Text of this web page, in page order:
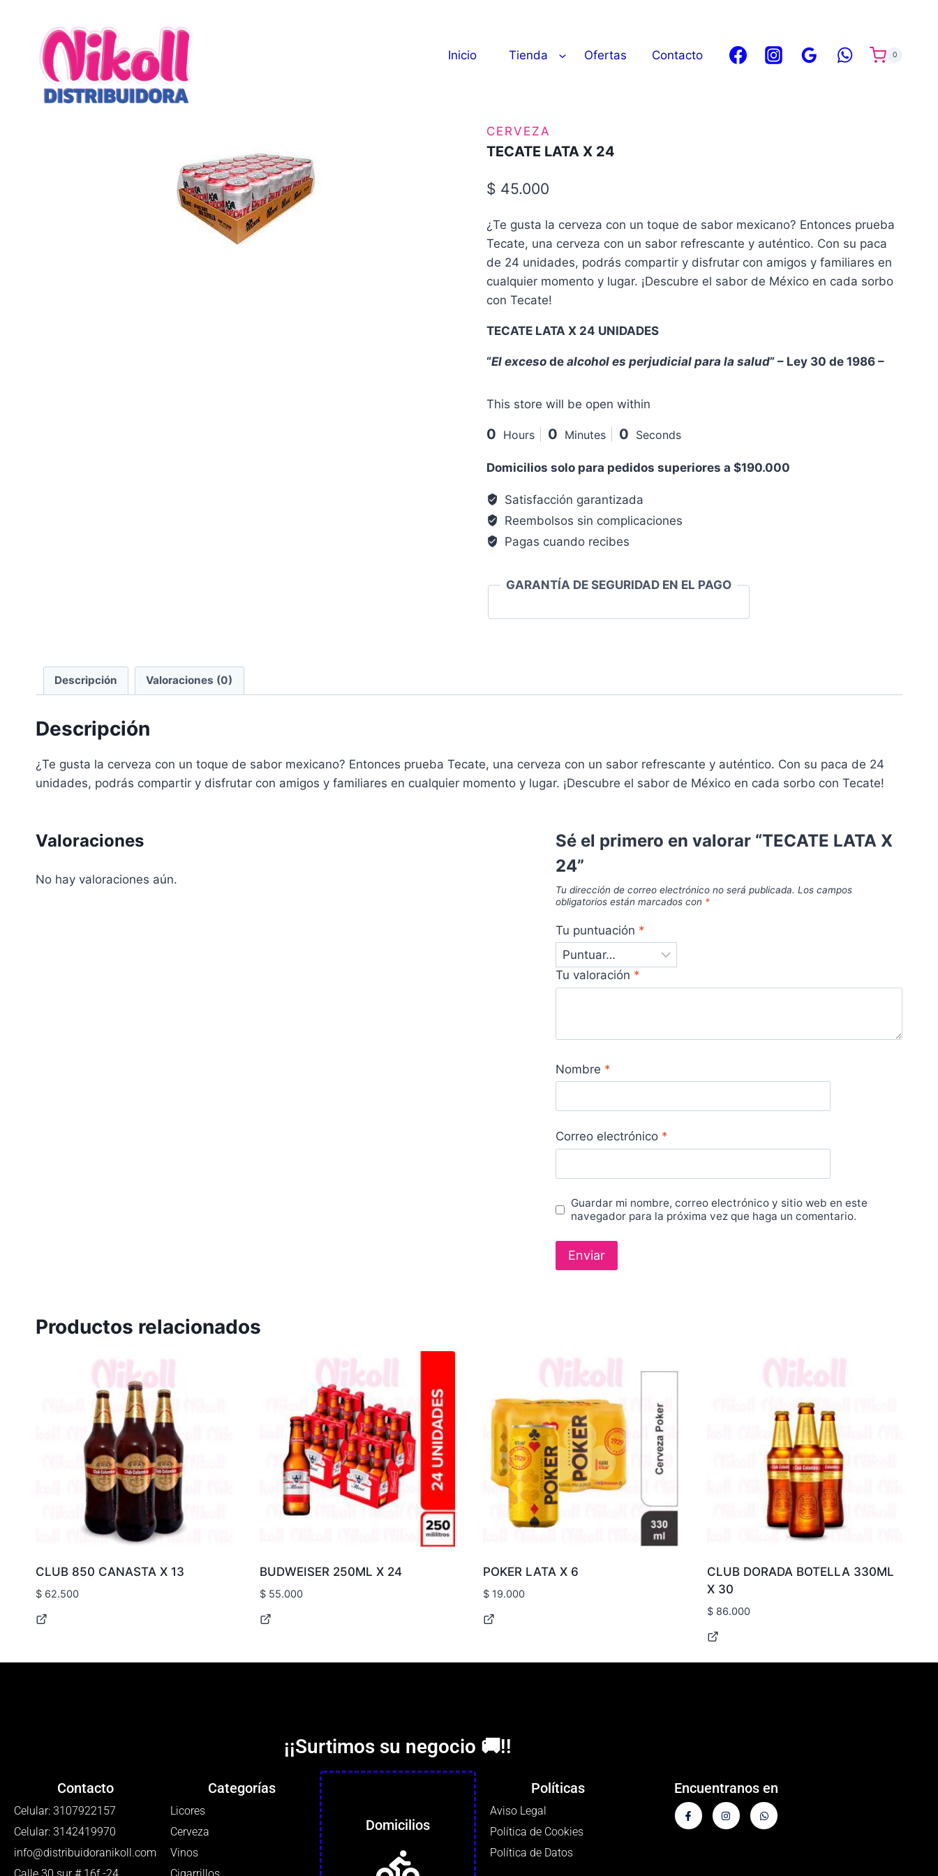
Inicio Tienda Ofertas Contacto 0
CERVEZA
TECATE LATA X 24
$ 45.000
¿Te gusta la cerveza con un toque de sabor mexicano? Entonces prueba
Tecate, una cerveza con un sabor refrescante y auténtico. Con su paca
de 24 unidades, podrás compartir y disfrutar con amigos y familiares en
cualquier momento y lugar. ¡Descubre el sabor de México en cada sorbo
con Tecate!
TECATE LATA X 24 UNIDADES
“El excesode alcohol es perjudicial para la salud” – Ley 30 de 1986 –
This store will be open within
0 Hours 0 Minutes 0 Seconds
Domicilios solo para pedidos superiores a $190.000
Satisfacción garantizada
Reembolsos sin complicaciones
Pagas cuando recibes
GARANTÍA DE SEGURIDAD EN EL PAGO
Descripción Valoraciones (0)
Descripción
¿Te gusta la cerveza con un toque de sabor mexicano? Entonces prueba Tecate, una cerveza con un sabor refrescante y auténtico. Con su paca de 24
unidades, podrás compartir y disfrutar con amigos y familiares en cualquier momento y lugar. ¡Descubre el sabor de México en cada sorbo con Tecate!
Valoraciones
No hay valoraciones aún.
Sé el primero en valorar “TECATE LATA X
24”
Tu dirección de correo electrónico no será publicada. Los campos
obligatorios están marcados con *
Tu puntuación *
Tu valoración *
Nombre *
Correo electrónico *
Guardar mi nombre, correo electrónico y sitio web en este
navegador para la próxima vez que haga un comentario.
Productos relacionados
CLUB 850 CANASTA X 13
$ 62.500
BUDWEISER 250ML X 24
$55.000
POKER LATA X 6
$ 19.000
CLUB DORADA BOTELLA 330ML
X 30
$86.000
¡¡Surtimos su negocio 🚚!!
Contacto
Celular: 3107922157
Celular: 3142419970
info@distribuidoranikoll.com
Categorías
Licores
Cerveza
Vinos
Domicilios
Políticas
Aviso Legal
Política de Cookies
Política de Datos
Encuentranos en